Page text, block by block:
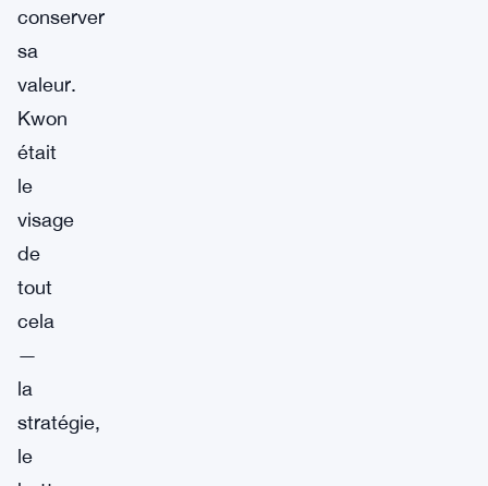
conserver
sa
valeur.
Kwon
était
le
visage
de
tout
cela
—
la
stratégie,
le